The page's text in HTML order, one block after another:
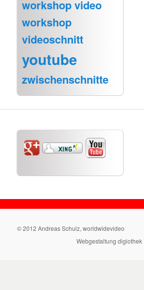
workshop video
workshop
videoschnitt
youtube
zwischenschnitte
© 2012 Andreas Schulz, worldwidevideo
Webgestaltung digiothek